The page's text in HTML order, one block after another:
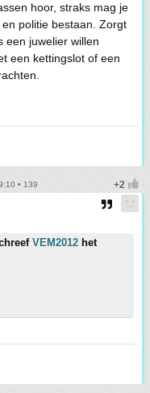
hoor, straks mag je
politie bestaan. Zorgt
een juwelier willen
een kettingslot of een
• 139
VEM2012 het